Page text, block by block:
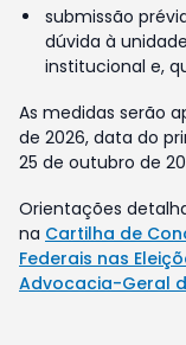
submissão
dúvida à
institucional e,
As medidas serão
de 2026, data do
25 de outubro de
Orientações
na Cartilha de
Federais nas
Advocacia-Geral